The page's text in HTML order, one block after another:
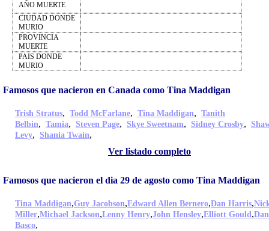
AÑO MUERTE
CIUDAD DONDE
MURIO
PROVINCIA
MUERTE
PAIS DONDE
MURIO
Famosos que nacieron en Canada como Tina Maddigan
Trish Stratus, Todd McFarlane, Tina Maddigan, Tanith
Belbin, Tamia, Steven Page, Skye Sweetnam, Sidney Crosby,
Levy, Shania Twain,
Ver listado completo
Famosos que nacieron el dia 29 de agosto como Tina Maddigan
Tina Maddigan,Guy Jacobson,Edward Allen Bernero,Dan Harris,
Miller,Michael Jackson,Lenny Henry,John Hensley,Elliott Gould,
Basco,